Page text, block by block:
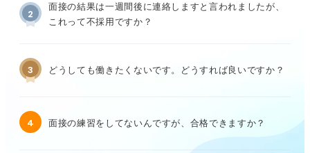
2
面接の結果は一週間後に連絡しますと言われましたが、
これって不採用ですか？
3 どうしても働きたくないです。どうすれば良いですか？
4 面接の練習をしてないんですが、合格できますか？